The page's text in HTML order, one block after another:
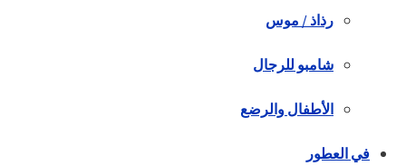
رذاذ / موس
شامبو للرجال
الأطفال والرضع
في العطور